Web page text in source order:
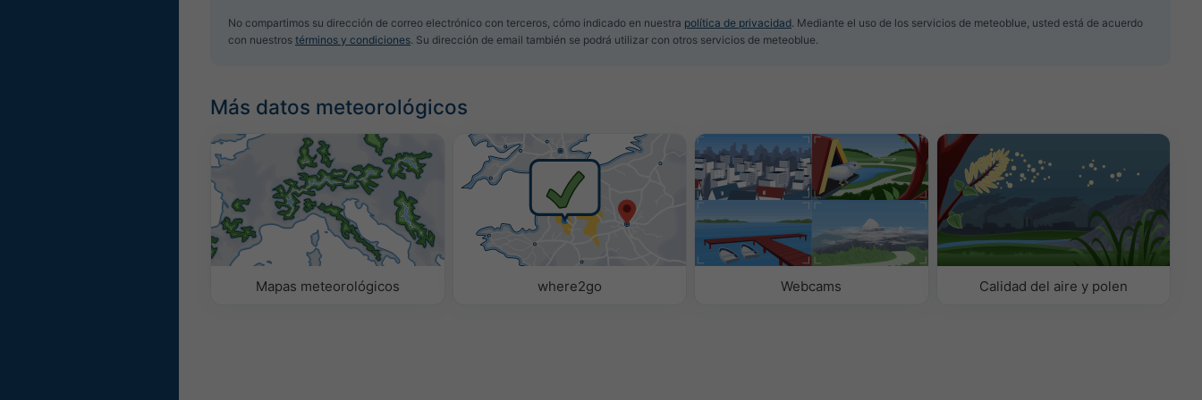
No compartimos su dirección de correo electrónico con terceros, cómo indicado en nuestra política de privacidad. Mediante el uso de los servicios de meteoblue, usted está de acuerdo
con nuestros términos y condiciones. Su dirección de email también se podrá utilizar con otros servicios de meteoblue.
Más datos meteorológicos
Mapas meteorológicos where2go Webcams Calidad del aire y polen